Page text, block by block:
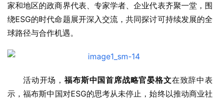
家和地区的政商界代表、专家学者、企业代表齐聚一堂，围
绕ESG的时代命题展开深入交流，共同探讨可持续发展的全
球路径与合作机遇。
活动开场，福布斯中国首席战略官晏格文在致辞中表
示，福布斯中国对ESG的思考从未停止，始终以推动商业社